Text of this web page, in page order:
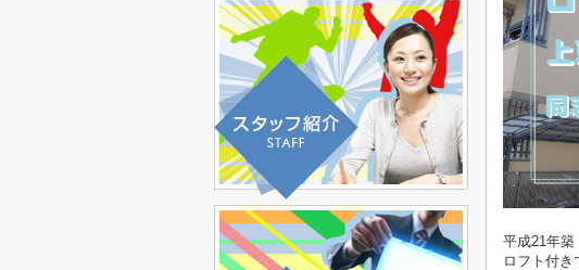
平成21年築
ロフト付き